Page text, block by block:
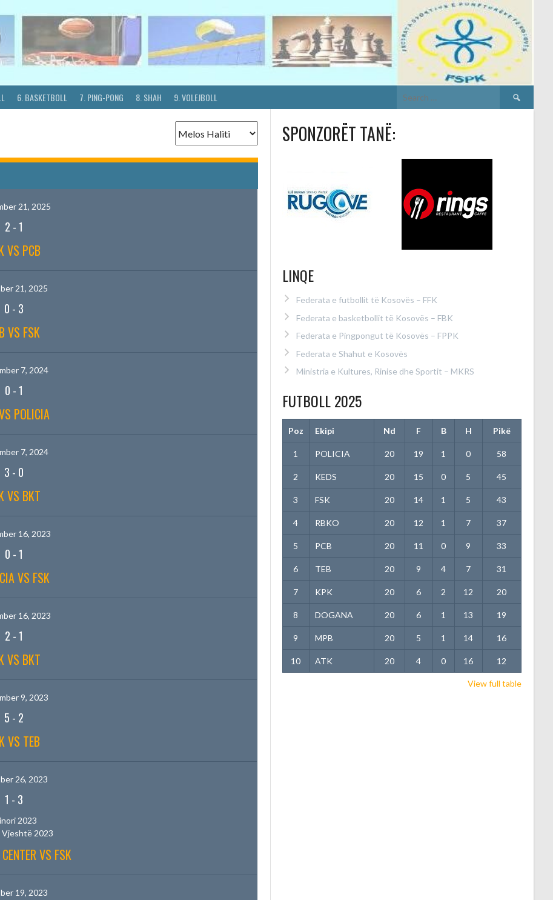
6. BASKETBOLL 7. PING-PONG 8. SHAH 9. VOLEJBOLL
Search
for:
21, 2025
2 -1
VS PCB
21, 2025
0 - 3
VS FSK
7, 2024
0 -1
POLICIA
7, 2024
3 - 0
VS BKT
16, 2023
0 -1
VS FSK
16, 2023
2 -1
VS BKT
9, 2023
5 - 2
VS TEB
26, 2023
1 - 3
2023
Vjeshtë 2023
VS FSK
19, 2023
SPONZORËT TANË:
LINQE
Federata e futbollit të Kosovës – FFK
Federata e basketbollit të Kosovës – FBK
Federata e Pingpongut të Kosovës – FPPK
Federata e Shahut e Kosovës
Ministria e Kultures, Rinise dhe Sportit – MKRS
FUTBOLL 2025
Poz Ekipi Nd F B H Pikë
1 POLICIA 20 19 1 0 58
2 KEDS 20 15 0 5 45
3 FSK 20 14 1 5 43
4 RBKO 20 12 1 7 37
5 PCB 20 11 0 9 33
6 TEB 20 9 4 7 31
7 KPK 20 6 2 12 20
8 DOGANA 20 6 1 13 19
9 MPB 20 5 1 14 16
10 ATK 20 4 0 16 12
View full table